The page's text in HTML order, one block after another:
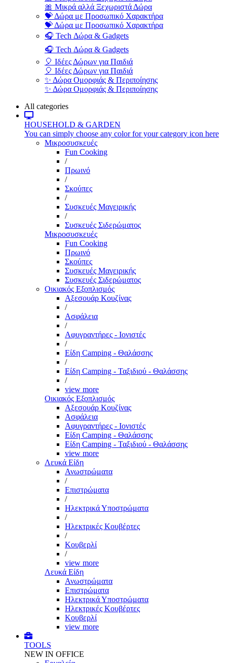
🎀 Μικρά αλλά Ξεχωριστά Δώρα
💝 Δώρα με Προσωπικό Χαρακτήρα
💝 Δώρα με Προσωπικό Χαρακτήρα
🎧 Tech Δώρα & Gadgets
🎧 Tech Δώρα & Gadgets
🎈 Ιδέες Δώρων για Παιδιά
🎈 Ιδέες Δώρων για Παιδιά
✨ Δώρα Ομορφιάς & Περιποίησης
✨ Δώρα Ομορφιάς & Περιποίησης
All categories
HOUSEHOLD & GARDEN
You can simply choose any color for your category icon here
Μικροσυσκευές
Fun Cooking
/
Πρωινό
/
Σκούπες
/
Συσκευές Μαγειρικής
/
Συσκευές Σιδερώματος
Μικροσυσκευές
Fun Cooking
Πρωινό
Σκούπες
Συσκευές Μαγειρικής
Συσκευές Σιδερώματος
Οικιακός Εξοπλισμός
Αξεσουάρ Κουζίνας
/
Ασφάλεια
/
Αφυγραντήρες - Ιονιστές
/
Είδη Camping - Θαλάσσης
/
Είδη Camping - Ταξιδιού - Θαλάσσης
/
view more
Οικιακός Εξοπλισμός
Αξεσουάρ Κουζίνας
Ασφάλεια
Αφυγραντήρες - Ιονιστές
Είδη Camping - Θαλάσσης
Είδη Camping - Ταξιδιού - Θαλάσσης
view more
Λευκά Είδη
Ανωστρώματα
/
Επιστρώματα
/
Ηλεκτρικά Υποστρώματα
/
Ηλεκτρικές Κουβέρτες
/
Κουβερλί
/
view more
Λευκά Είδη
Ανωστρώματα
Επιστρώματα
Ηλεκτρικά Υποστρώματα
Ηλεκτρικές Κουβέρτες
Κουβερλί
view more
TOOLS
NEW IN OFFICE